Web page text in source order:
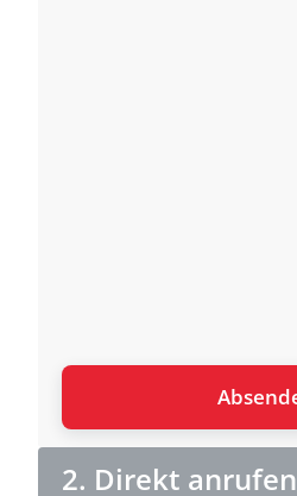
2. Direkt anrufen